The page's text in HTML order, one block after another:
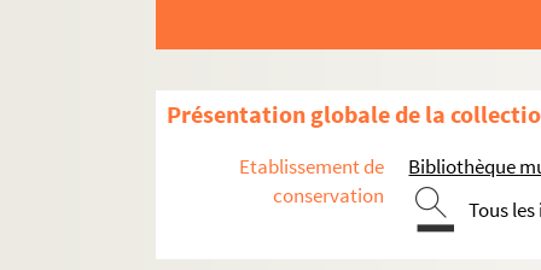
Présentation globale de la
Etablissement de
conservation
Bibliothèque
Tous
Ms Granvelle 82. « Lettres de Joachim
Ms Granvelle 83. Lettres à Jacques de
Ms Granvelle 84. Lettre à Jacques de Saint-